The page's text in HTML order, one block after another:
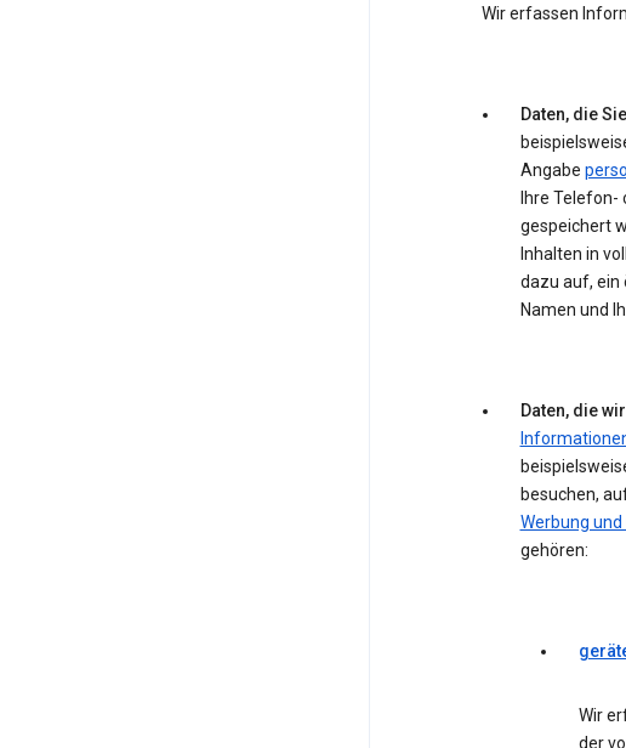
Wir erfassen
Daten, die
Angabe
Ihre Telefon-
gespeichert
Inhalten in
dazu auf, ein
Namen und
Daten, die
besuchen,
Werbung
gehören:
Wir
der